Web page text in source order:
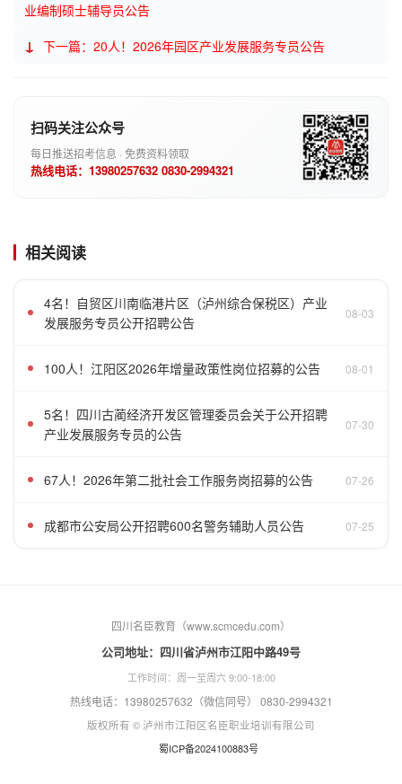
业编制硕士辅导员公告
↓ 下一篇：20人！2026年园区产业发展服务专员公告
扫码关注公众号
每日推送招考信息 · 免费资料领取
热线电话：13980257632 0830-2994321
相关阅读
4名！自贸区川南临港片区（泸州综合保税区）产业
发展服务专员公开招聘公告
08-03
100人！江阳区2026年增量政策性岗位招募的公告 08-01
5名！四川古蔺经济开发区管理委员会关于公开招聘
产业发展服务专员的公告
07-30
67人！2026年第二批社会工作服务岗招募的公告 07-26
成都市公安局公开招聘600名警务辅助人员公告 07-25
四川名臣教育（www.scmcedu.com）
公司地址：四川省泸州市江阳中路49号
工作时间：周一至周六 9:00-18:00
热线电话：13980257632（微信同号） 0830-2994321
版权所有 © 泸州市江阳区名臣职业培训有限公司
蜀ICP备2024100883号